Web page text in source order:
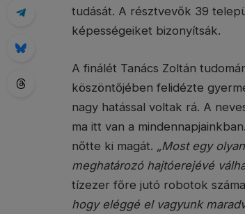
tudását. A résztvevők 39
képességeiket bizonyítsák.
A finálét Tanács Zoltán
köszöntőjében felidézte
nagy hatással voltak rá. A
ma itt van a
nőtte ki magát. „Most egy
meghatározó hajtóerejévé
tízezer főre jutó robotok
hogy eléggé el vagyunk